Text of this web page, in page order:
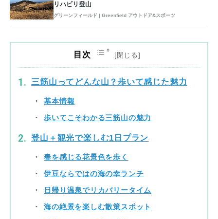
リハビリ登山
グリーンフィールド | Greenfield アウトドア&スポーツ
目次
三筋山ってどんな山？歩いて感じた魅力
基本情報
歩いてこそわかる三筋山の魅力
登山＋観光で楽しむ1日プラン
春を感じる花景色を歩く
伊豆ならではの海の幸ランチ
日帰り温泉でリカバリータイム
海の絶景を楽しむ散策スポット